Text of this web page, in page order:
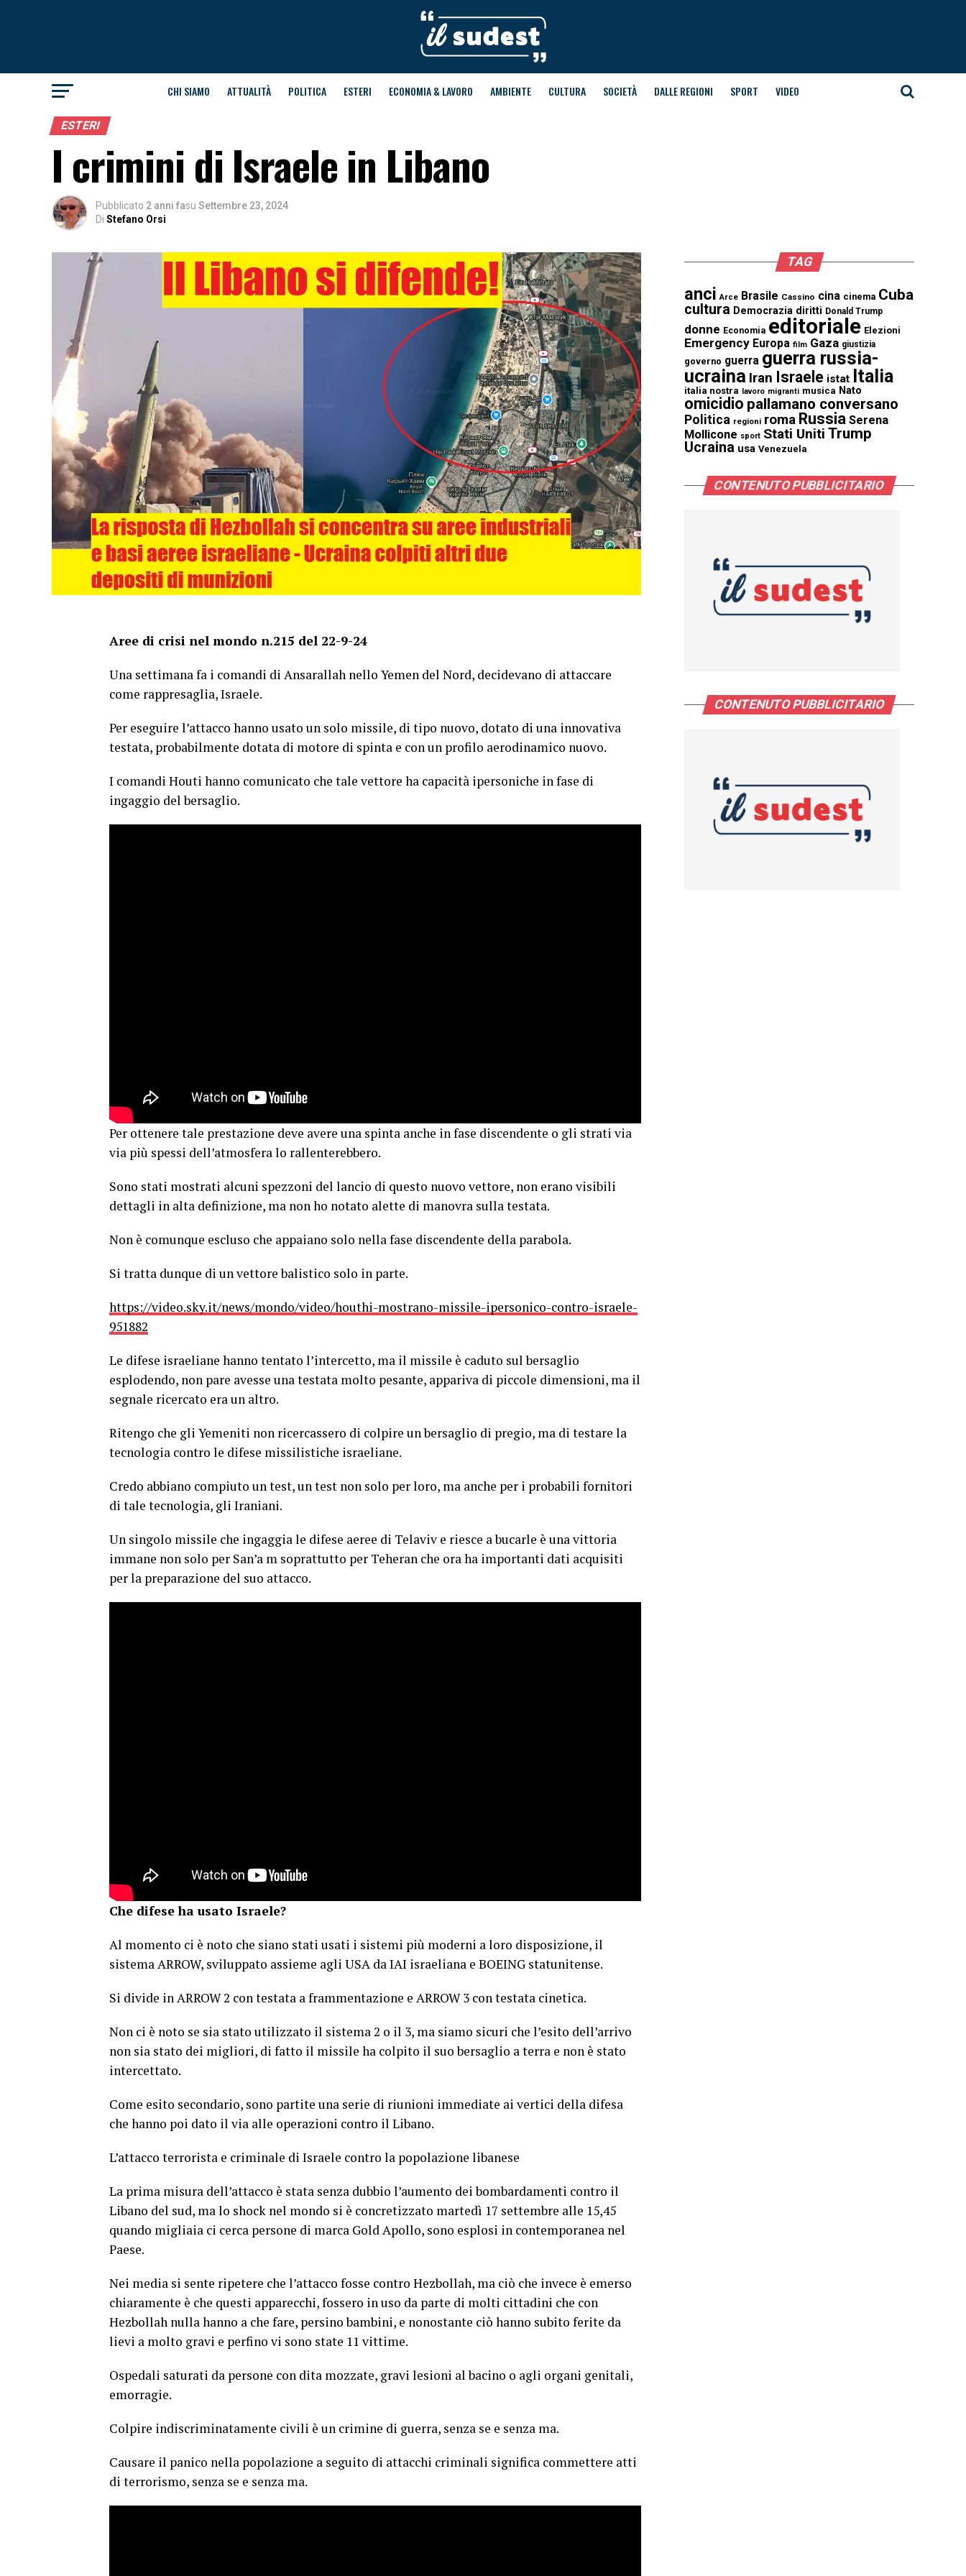
CHI SIAMO ATTUALITÀ POLITICA ESTERI ECONOMIA & LAVORO AMBIENTE CULTURA SOCIETÀ DALLE REGIONI SPORT VIDEO
ESTERI
I crimini di Israele in Libano
Pubblicato 2 anni fasu Settembre 23, 2024
Di Stefano Orsi
Aree di crisi nel mondo n.215 del 22-9-24
Una settimana fa i comandi di Ansarallah nello Yemen del Nord, decidevano di attaccare
come rappresaglia, Israele.
Per eseguire l’attacco hanno usato un solo missile, di tipo nuovo, dotato di una innovativa
testata, probabilmente dotata di motore di spinta e con un profilo aerodinamico nuovo.
I comandi Houti hanno comunicato che tale vettore ha capacità ipersoniche in fase di
ingaggio del bersaglio.
Per ottenere tale prestazione deve avere una spinta anche in fase discendente o gli strati via
via più spessi dell’atmosfera lo rallenterebbero.
Sono stati mostrati alcuni spezzoni del lancio di questo nuovo vettore, non erano visibili
dettagli in alta definizione, ma non ho notato alette di manovra sulla testata.
Non è comunque escluso che appaiano solo nella fase discendente della parabola.
Si tratta dunque di un vettore balistico solo in parte.
https://video.sky.it/news/mondo/video/houthi-mostrano-missile-ipersonico-contro-israele-
951882
Le difese israeliane hanno tentato l’intercetto, ma il missile è caduto sul bersaglio
esplodendo, non pare avesse una testata molto pesante, appariva di piccole dimensioni, ma il
segnale ricercato era un altro.
Ritengo che gli Yemeniti non ricercassero di colpire un bersaglio di pregio, ma di testare la
tecnologia contro le difese missilistiche israeliane.
Credo abbiano compiuto un test, un test non solo per loro, ma anche per i probabili fornitori
di tale tecnologia, gli Iraniani.
Un singolo missile che ingaggia le difese aeree di Telaviv e riesce a bucarle è una vittoria
immane non solo per San’a m soprattutto per Teheran che ora ha importanti dati acquisiti
per la preparazione del suo attacco.
Che difese ha usato Israele?
Al momento ci è noto che siano stati usati i sistemi più moderni a loro disposizione, il
sistema ARROW, sviluppato assieme agli USA da IAI israeliana e BOEING statunitense.
Si divide in ARROW 2 con testata a frammentazione e ARROW 3 con testata cinetica.
Non ci è noto se sia stato utilizzato il sistema 2 o il 3, ma siamo sicuri che l’esito dell’arrivo
non sia stato dei migliori, di fatto il missile ha colpito il suo bersaglio a terra e non è stato
intercettato.
Come esito secondario, sono partite una serie di riunioni immediate ai vertici della difesa
che hanno poi dato il via alle operazioni contro il Libano.
L’attacco terrorista e criminale di Israele contro la popolazione libanese
La prima misura dell’attacco è stata senza dubbio l’aumento dei bombardamenti contro il
Libano del sud, ma lo shock nel mondo si è concretizzato martedì 17 settembre alle 15,45
quando migliaia ci cerca persone di marca Gold Apollo, sono esplosi in contemporanea nel
Paese.
Nei media si sente ripetere che l’attacco fosse contro Hezbollah, ma ciò che invece è emerso
chiaramente è che questi apparecchi, fossero in uso da parte di molti cittadini che con
Hezbollah nulla hanno a che fare, persino bambini, e nonostante ciò hanno subito ferite da
lievi a molto gravi e perfino vi sono state 11 vittime.
Ospedali saturati da persone con dita mozzate, gravi lesioni al bacino o agli organi genitali,
emorragie.
Colpire indiscriminatamente civili è un crimine di guerra, senza se e senza ma.
Causare il panico nella popolazione a seguito di attacchi criminali significa commettere atti
di terrorismo, senza se e senza ma.
TAG
anci Arce Brasile Cassino cina cinema Cuba
cultura Democrazia diritti Donald Trump
donne Economia editoriale Elezioni
Emergency Europa film Gaza giustizia
governo guerra guerra russia-
ucraina Iran Israele istat Italia
italia nostra lavoro migranti musica Nato
omicidio pallamano conversano
Politica regioni roma Russia Serena
Mollicone sport Stati Uniti Trump
Ucraina usa Venezuela
CONTENUTO PUBBLICITARIO
CONTENUTO PUBBLICITARIO